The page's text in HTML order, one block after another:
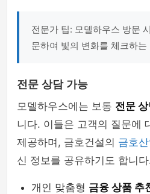
전문가 팁: 모델하우스 방문
문하여 빛의 변화를 체크하
전문 상담 가능
모델하우스에는 보통 전문
니다. 이들은 고객의 질문에
제공하며, 금호건설의 금호
신 정보를 공유하기도 합니
개인 맞춤형 금융 상품 추